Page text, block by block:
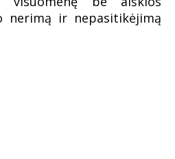
nerimą ir nepasitikėjimą